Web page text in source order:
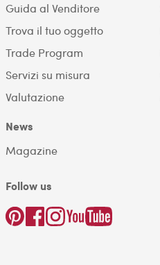
Guida al Venditore
Trova il tuo oggetto
Trade Program
Servizi su misura
Valutazione
News
Magazine
Follow us